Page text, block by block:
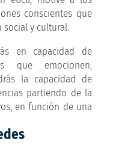
conscientes que
y cultural.
en capacidad de
que emocionen,
la capacidad de
partiendo de la
en función de una